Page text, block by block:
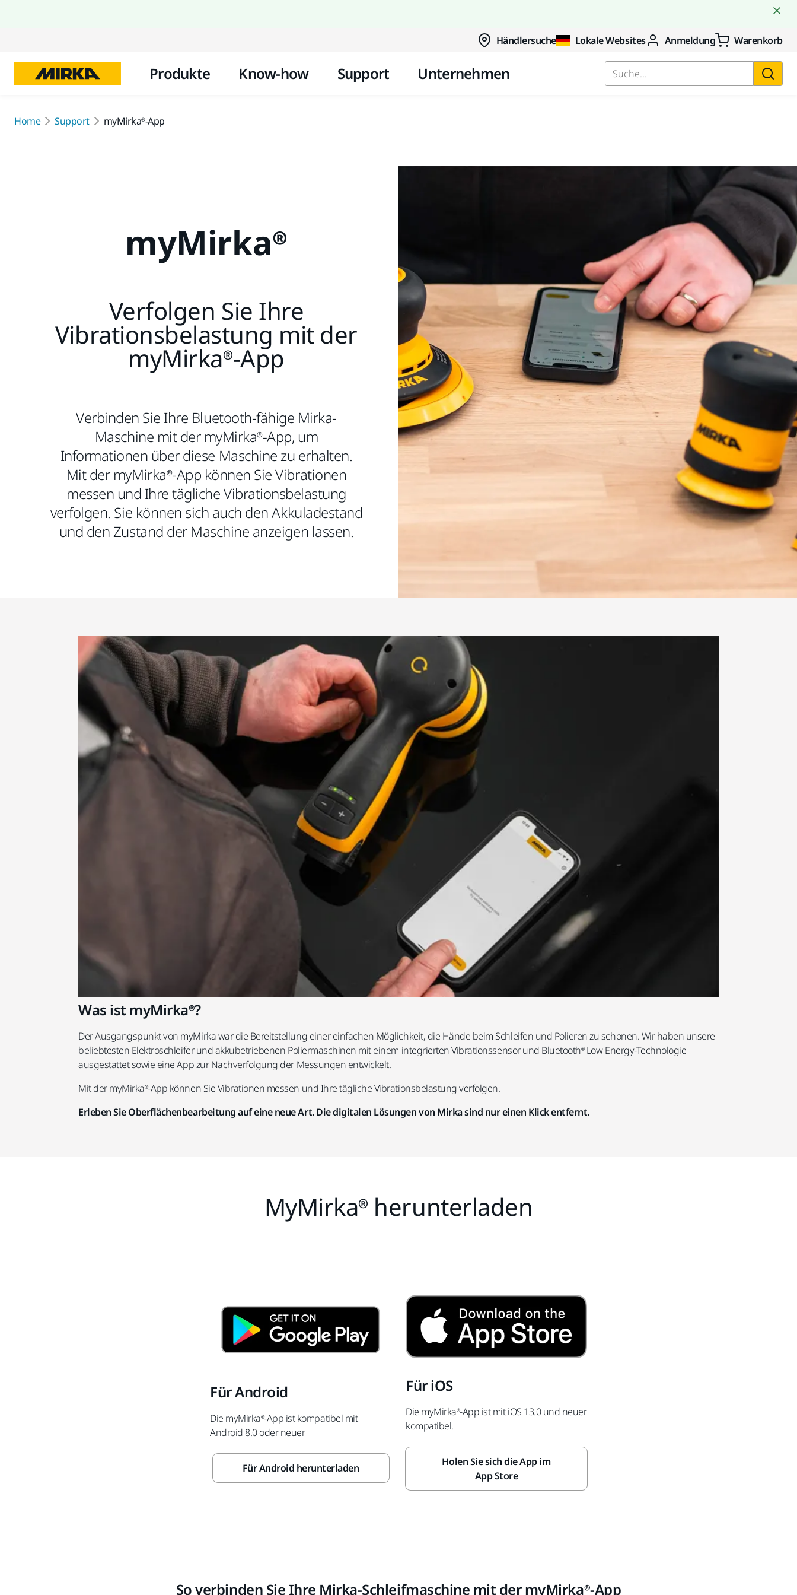
Händlersuche Lokale Websites Anmeldung Warenkorb
Produkte Know-how Support Unternehmen Suche...
Home Support myMirka®-App
myMirka®
Verfolgen Sie Ihre
Vibrationsbelastung mit der
myMirka®-App
Verbinden Sie Ihre Bluetooth-fähige Mirka-
Maschine mit der myMirka®-App, um
Informationen über diese Maschine zu erhalten.
Mit der myMirka®-App können Sie Vibrationen
messen und Ihre tägliche Vibrationsbelastung
verfolgen. Sie können sich auch den Akkuladestand
und den Zustand der Maschine anzeigen lassen.
Was ist myMirka®?
Der Ausgangspunkt von myMirka war die Bereitstellung einer einfachen Möglichkeit, die Hände beim Schleifen und Polieren zu schonen. Wir haben unsere
beliebtesten Elektroschleifer und akkubetriebenen Poliermaschinen mit einem integrierten Vibrationssensor und Bluetooth® Low Energy-Technologie
ausgestattet sowie eine App zur Nachverfolgung der Messungen entwickelt.
Mit der myMirka®-App können Sie Vibrationen messen und Ihre tägliche Vibrationsbelastung verfolgen.
Erleben Sie Oberflächenbearbeitung auf eine neue Art. Die digitalen Lösungen von Mirka sind nur einen Klick entfernt.
MyMirka® herunterladen
Für Android
Die myMirka®-App ist kompatibel mit
Android 8.0 oder neuer
Für Android herunterladen
Für iOS
Die myMirka®-App ist mit iOS 13.0 und neuer
kompatibel.
Holen Sie sich die App im
App Store
So verbinden Sie Ihre Mirka-Schleifmaschine mit der myMirka®-App